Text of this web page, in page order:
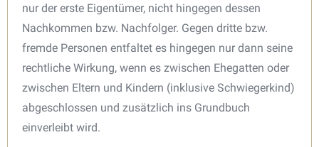
nur der erste Eigentümer, nicht hingegen dessen
Nachkommen bzw. Nachfolger. Gegen dritte bzw.
fremde Personen entfaltet es hingegen nur dann seine
rechtliche Wirkung, wenn es zwischen Ehegatten oder
zwischen Eltern und Kindern (inklusive Schwiegerkind)
abgeschlossen und zusätzlich ins Grundbuch
einverleibt wird.